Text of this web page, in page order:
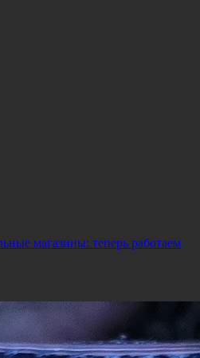
магазины: теперь работаем